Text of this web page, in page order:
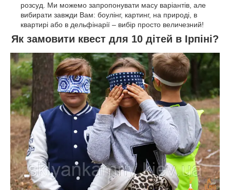
розсуд. Ми можемо запропонувати масу варіантів, але
вибирати завжди Вам: боулінг, картинг, на природі, в
квартирі або в дельфінарії – вибір просто величезний!
Як замовити квест для 10 дітей в Ірпіні?